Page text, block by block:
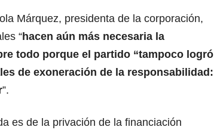
Márquez, presidenta de la corporación,
“hacen aún más necesaria la
todo porque el partido “tampoco logró
de exoneración de la responsabilidad:
”.
es de la privación de la financiación